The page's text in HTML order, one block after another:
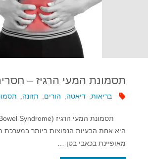
תסמונת המעי הרגיז –
בריאות, דיאטה, הורים, תזונה,
היא אחת הבעיות הנפוצות ביותר במערכת
מאופיינת בכאבי בטן …